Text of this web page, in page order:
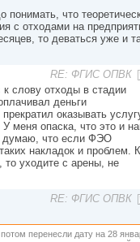
что
с отходами на
то деваться уже и
RE: ФГИС ОПВК
слову отходы в стадии
деньги
оказывать
меня опаска, что это и
думаю, что если ФЭО
накладок и проблем.
то уходите с арены, не
RE: ФГИС ОПВК
перенесли дату на 28